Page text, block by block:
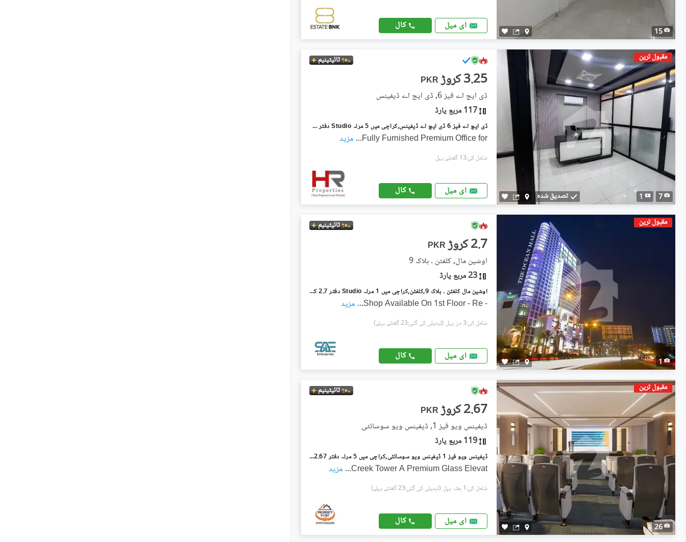
15 ای میل کال
مقبول ترین
7
1 تصدیق شدہ
ٹائیٹینیم
PKR 3.25 کروڑ
ڈی ایچ اے فیز 6, ڈی ایچ اے ڈیفینس
117 مربع یارڈ
ڈی ایچ اے فیز 6 ڈی ایچ اے ڈیفینس,کراچی میں 5 مرلہ Studio دفتر 3.25 کروڑ میں برائے فروخت۔
Fully Furnished Premium Office for
... مزید
شامل کی:13 گھنٹے پہل
ای میل کال
مقبول ترین
1
ٹائیٹینیم
PKR 2.7 کروڑ
اوشین مال, کلفٹن ۔ بلاک 9
23 مربع یارڈ
اوشین مال کلفٹن ۔ بلاک 9,کلفٹن,کراچی میں 1 مرلہ Studio دفتر 2.7 کروڑ میں برائے فروخت۔
- Shop Available On 1st Floor - Re
... مزید
شامل کی:3 دن پہل (تبدیلی کی گئی:23 گھنٹے پہلے)
ای میل کال
مقبول ترین
26
ٹائیٹینیم
PKR 2.67 کروڑ
ڈیفینس ویو فیز 1, ڈیفینس ویو سوسائٹی
119 مربع یارڈ
ڈیفینس ویو فیز 1 ڈیفینس ویو سوسائٹی,کراچی میں 5 مرلہ دفتر 2.67 کروڑ میں برائے فروخت۔
Creek Tower A Premium Glass Elevat
... مزید
شامل کی:1 ہفتہ پہل (تبدیلی کی گئی:23 گھنٹے پہلے)
ای میل کال